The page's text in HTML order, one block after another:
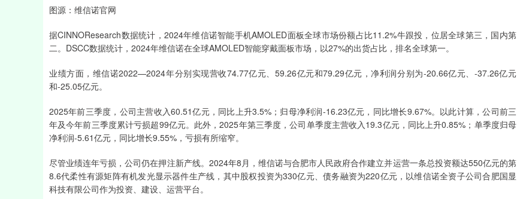
图源：维信诺官网
据CINNOResearch数据统计，2024年维信诺智能手机AMOLED面板全球市场份额占比11.2%牛跟投，位居全球第三，国内第
二。DSCC数据统计，2024年维信诺在全球AMOLED智能穿戴面板市场，以27%的出货占比，排名全球第一。
业绩方面，维信诺2022—2024年分别实现营收74.77亿元、59.26亿元和79.29亿元，净利润分别为-20.66亿元、-37.26亿元
和-25.05亿元。
2025年前三季度，公司主营收入60.51亿元，同比上升3.5%；归母净利润-16.23亿元，同比增长9.67%。以此计算，公司前三
年及今年前三季度累计亏损超99亿元。此外，2025年第三季度，公司单季度主营收入19.3亿元，同比上升0.85%；单季度归母
净利润-5.61亿元，同比增长9.55%，亏损有所缩窄。
尽管业绩连年亏损，公司仍在押注新产线。2024年8月，维信诺与合肥市人民政府合作建立并运营一条总投资额达550亿元的第
8.6代柔性有源矩阵有机发光显示器件生产线，其中股权投资为330亿元、债务融资为220亿元，以维信诺全资子公司合肥国显
科技有限公司作为投资、建设、运营平台。